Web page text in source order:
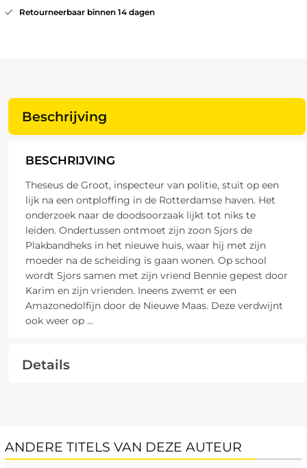
Retourneerbaar binnen 14 dagen
Beschrijving
BESCHRIJVING
Theseus de Groot, inspecteur van politie, stuit op een
lijk na een ontploffing in de Rotterdamse haven. Het
onderzoek naar de doodsoorzaak lijkt tot niks te
leiden. Ondertussen ontmoet zijn zoon Sjors de
Plakbandheks in het nieuwe huis, waar hij met zijn
moeder na de scheiding is gaan wonen. Op school
wordt Sjors samen met zijn vriend Bennie gepest door
Karim en zijn vrienden. Ineens zwemt er een
Amazonedolfijn door de Nieuwe Maas. Deze verdwijnt
ook weer op ...
Details
ANDERE TITELS VAN DEZE AUTEUR